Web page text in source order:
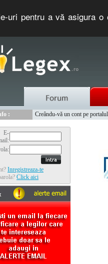
uri pentru a vă asigura
:
Creându-vă un cont pe
E-
Inregistreaza-te
Click aici